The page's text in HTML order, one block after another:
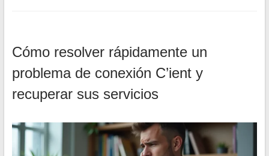
Cómo resolver rápidamente un
problema de conexión C’ient y
recuperar sus servicios